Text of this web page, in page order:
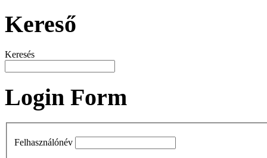
Kereső
Keresés
Login Form
Felhasználónév